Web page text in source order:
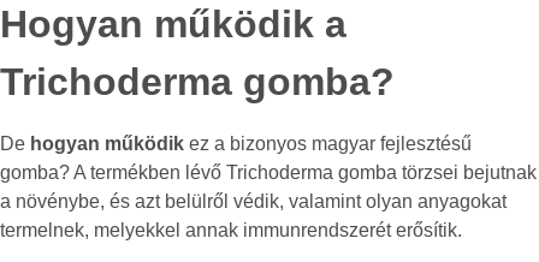
Hogyan működik a
Trichoderma gomba?
De hogyan működik ez a bizonyos magyar fejlesztésű
gomba? A termékben lévő Trichoderma gomba törzsei bejutnak
a növénybe, és azt belülről védik, valamint olyan anyagokat
termelnek, melyekkel annak immunrendszerét erősítik.